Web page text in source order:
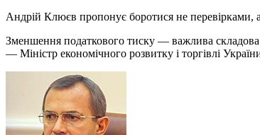
Андрій Клюєв пропонує боротися не перевірками,
Зменшення податкового тиску — важлива складова
— Міністр економічного розвитку і торгівлі